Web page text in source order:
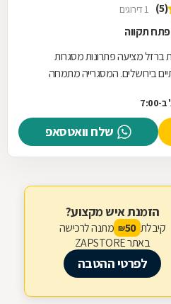
(5) 1 דירוגים
ברזל מציעה פתרונות מסגרות
בירושלים. המסגרייה מתמחה
שלח וואטסאפ
הזמנת איש מקצוע?
קיבלת 50
₪ מתנה לרכישה
באתר ZAPSTORE
לפרטי ההטבה